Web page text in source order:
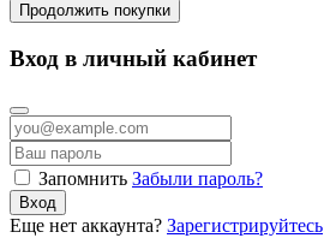
Продолжить покупки
Вход в личный кабинет
Запомнить Забыли пароль?
Вход
Еще нет аккаунта? Зарегистрируйтесь